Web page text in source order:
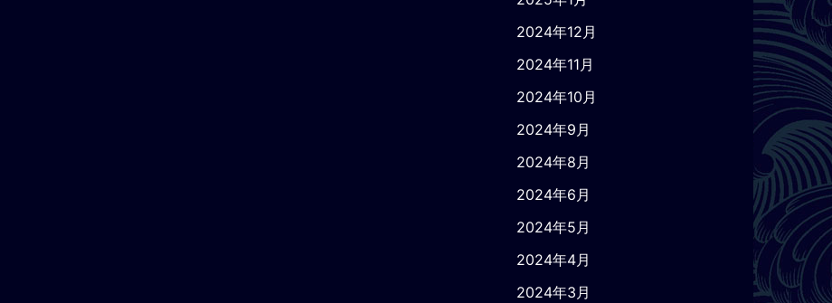
2024年12月
2024年11月
2024年10月
2024年9月
2024年8月
2024年6月
2024年5月
2024年4月
2024年3月